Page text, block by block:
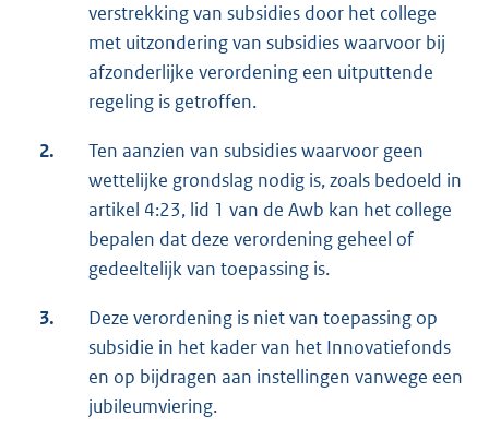
verstrekking van subsidies door het college
met uitzondering van subsidies waarvoor bij
afzonderlijke verordening een uitputtende
regeling is getroffen.
2.
Ten aanzien van subsidies waarvoor geen
wettelijke grondslag nodig is, zoals bedoeld in
artikel 4:23, lid 1 van de Awb kan het college
bepalen dat deze verordening geheel of
gedeeltelijk van toepassing is.
3.
Deze verordening is niet van toepassing op
subsidie in het kader van het Innovatiefonds
en op bijdragen aan instellingen vanwege een
jubileumviering.